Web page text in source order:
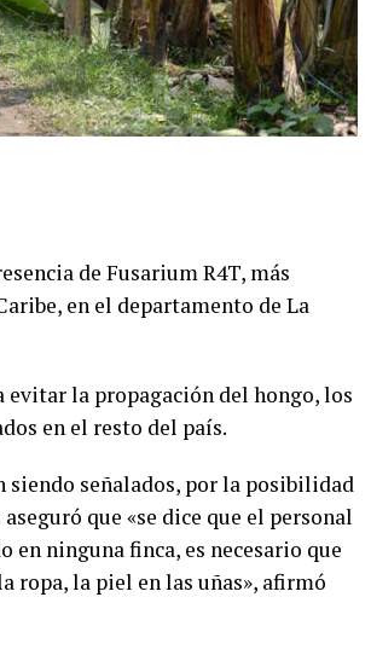
de Fusarium R4T, más
en el departamento de La
evitar la propagación del hongo, los
en el resto del país.
siendo señalados, por la posibilidad
que «se dice que el personal
en ninguna finca, es necesario que
ropa, la piel en las uñas», afirmó